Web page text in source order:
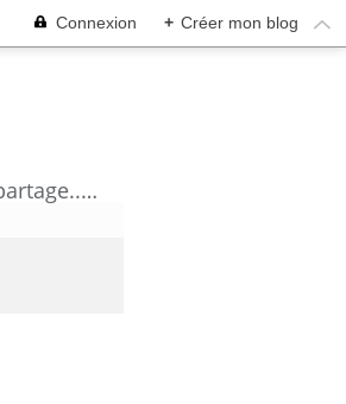
Connexion + Créer mon blog
découvrez mes aquarelles, mes tutoriels, mes coups de coeur lecture et artistes et autres envies de partage....Céline Castaingt-T.